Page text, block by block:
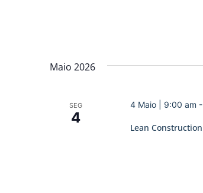
Maio 2026
SEG
4
Lean Construction
4 Maio | 9:00 am -